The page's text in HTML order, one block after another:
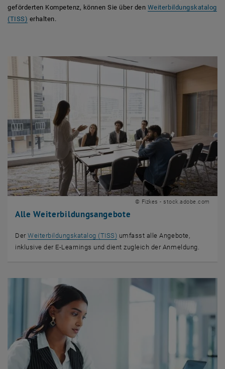
geförderten Kompetenz, können Sie über den Weiterbildungskatalog
(TISS) , öffnet eine externe URL in einem neuen Fenster
erhalten.
Alle Weiterbildungsangebote
© Fizkes - stock.adobe.com
DerWeiterbildungskatalog (TISS), öffnet eine externe URL in einem
umfasst alle Angebote,
inklusive der E-Learnings und dient zugleich der Anmeldung.